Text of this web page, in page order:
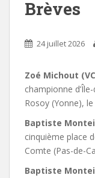
Brèves
24 juillet 2026
Zoé Michout
championne
Rosoy (Yonne),
Baptiste
cinquième place
Comte (Pas-de-
Baptiste